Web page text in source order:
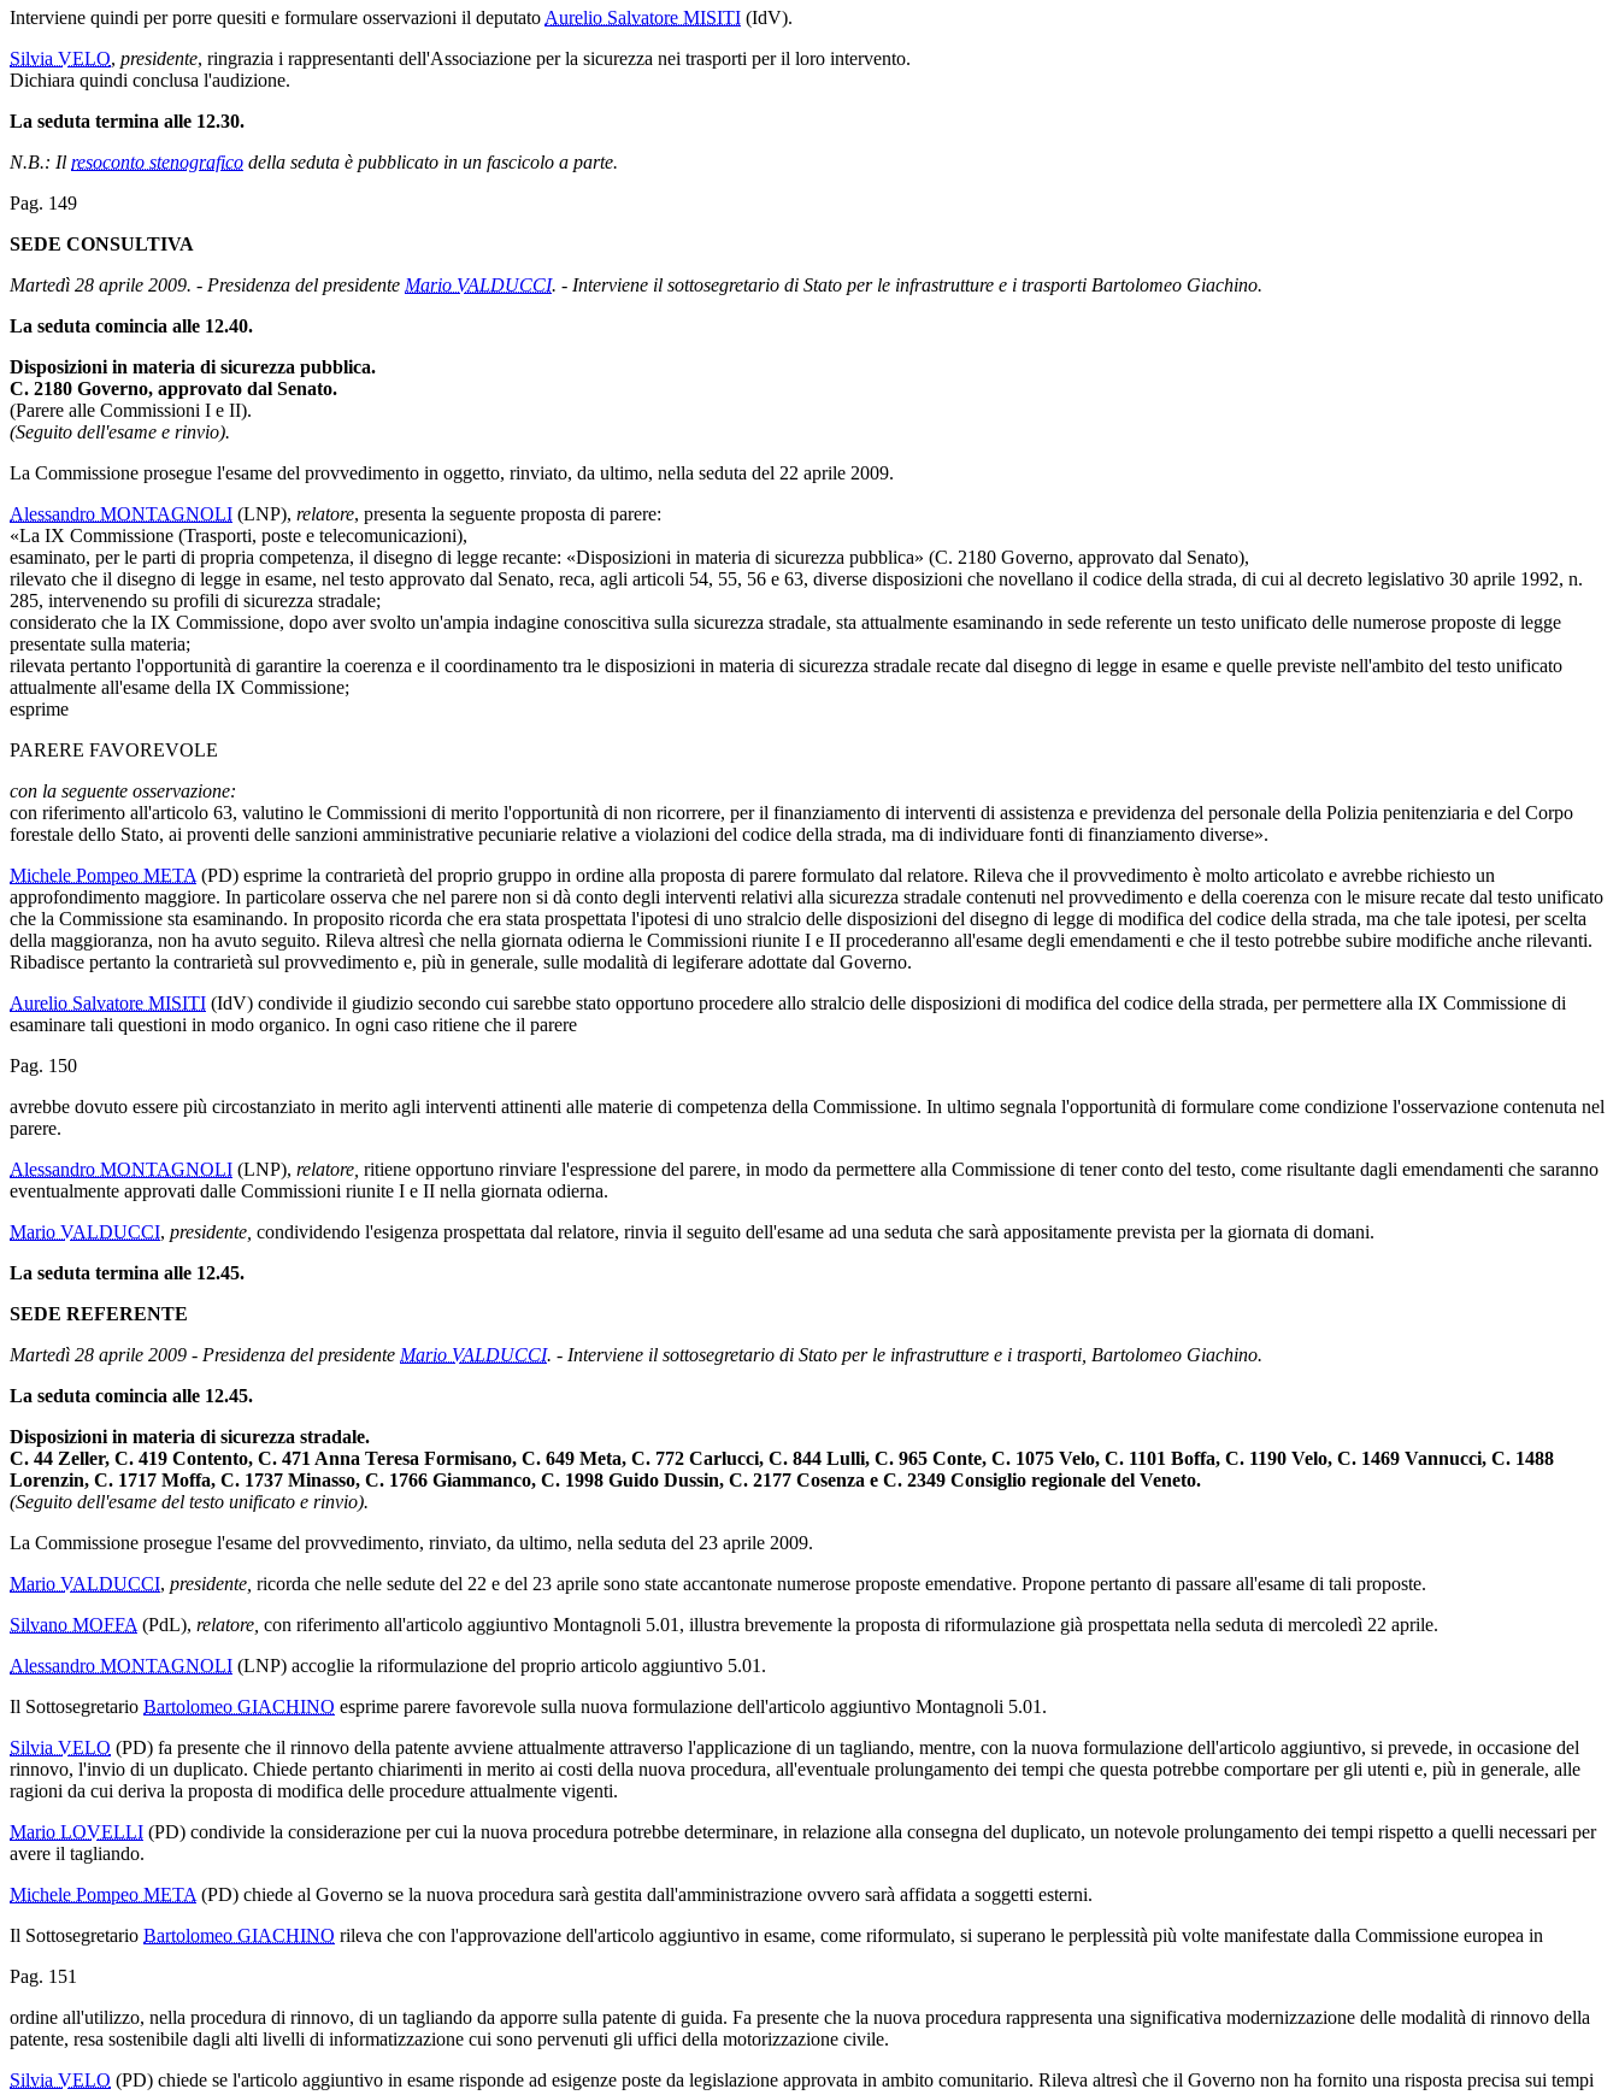
Interviene quindi per porre quesiti e formulare osservazioni il deputato Aurelio Salvatore MISITI (IdV).
Silvia VELO, presidente, ringrazia i rappresentanti dell'Associazione per la sicurezza nei trasporti per il loro intervento.
Dichiara quindi conclusa l'audizione.
La seduta termina alle 12.30.
N.B.: Il resoconto stenografico della seduta è pubblicato in un fascicolo a parte.
Pag. 149
SEDE CONSULTIVA
Martedì 28 aprile 2009. - Presidenza del presidente Mario VALDUCCI. - Interviene il sottosegretario di Stato per le infrastrutture e i trasporti Bartolomeo Giachino.
La seduta comincia alle 12.40.
Disposizioni in materia di sicurezza pubblica.
C. 2180 Governo, approvato dal Senato.
(Parere alle Commissioni I e II).
(Seguito dell'esame e rinvio).
La Commissione prosegue l'esame del provvedimento in oggetto, rinviato, da ultimo, nella seduta del 22 aprile 2009.
Alessandro MONTAGNOLI (LNP), relatore, presenta la seguente proposta di parere:
«La IX Commissione (Trasporti, poste e telecomunicazioni),
esaminato, per le parti di propria competenza, il disegno di legge recante: «Disposizioni in materia di sicurezza pubblica» (C. 2180 Governo, approvato dal Senato),
rilevato che il disegno di legge in esame, nel testo approvato dal Senato, reca, agli articoli 54, 55, 56 e 63, diverse disposizioni che novellano il codice della strada, di cui al decreto legislativo 30 aprile 1992, n.
285, intervenendo su profili di sicurezza stradale;
considerato che la IX Commissione, dopo aver svolto un'ampia indagine conoscitiva sulla sicurezza stradale, sta attualmente esaminando in sede referente un testo unificato delle numerose proposte di legge
presentate sulla materia;
rilevata pertanto l'opportunità di garantire la coerenza e il coordinamento tra le disposizioni in materia di sicurezza stradale recate dal disegno di legge in esame e quelle previste nell'ambito del testo unificato
attualmente all'esame della IX Commissione;
esprime
PARERE FAVOREVOLE
con la seguente osservazione:
con riferimento all'articolo 63, valutino le Commissioni di merito l'opportunità di non ricorrere, per il finanziamento di interventi di assistenza e previdenza del personale della Polizia penitenziaria e del Corpo
forestale dello Stato, ai proventi delle sanzioni amministrative pecuniarie relative a violazioni del codice della strada, ma di individuare fonti di finanziamento diverse».
Michele Pompeo META (PD) esprime la contrarietà del proprio gruppo in ordine alla proposta di parere formulato dal relatore. Rileva che il provvedimento è molto articolato e avrebbe richiesto un
approfondimento maggiore. In particolare osserva che nel parere non si dà conto degli interventi relativi alla sicurezza stradale contenuti nel provvedimento e della coerenza con le misure recate dal testo unificato
che la Commissione sta esaminando. In proposito ricorda che era stata prospettata l'ipotesi di uno stralcio delle disposizioni del disegno di legge di modifica del codice della strada, ma che tale ipotesi, per scelta
della maggioranza, non ha avuto seguito. Rileva altresì che nella giornata odierna le Commissioni riunite I e II procederanno all'esame degli emendamenti e che il testo potrebbe subire modifiche anche rilevanti.
Ribadisce pertanto la contrarietà sul provvedimento e, più in generale, sulle modalità di legiferare adottate dal Governo.
Aurelio Salvatore MISITI (IdV) condivide il giudizio secondo cui sarebbe stato opportuno procedere allo stralcio delle disposizioni di modifica del codice della strada, per permettere alla IX Commissione di
esaminare tali questioni in modo organico. In ogni caso ritiene che il parere
Pag. 150
avrebbe dovuto essere più circostanziato in merito agli interventi attinenti alle materie di competenza della Commissione. In ultimo segnala l'opportunità di formulare come condizione l'osservazione contenuta nel
parere.
Alessandro MONTAGNOLI (LNP), relatore, ritiene opportuno rinviare l'espressione del parere, in modo da permettere alla Commissione di tener conto del testo, come risultante dagli emendamenti che saranno
eventualmente approvati dalle Commissioni riunite I e II nella giornata odierna.
Mario VALDUCCI, presidente, condividendo l'esigenza prospettata dal relatore, rinvia il seguito dell'esame ad una seduta che sarà appositamente prevista per la giornata di domani.
La seduta termina alle 12.45.
SEDE REFERENTE
Martedì 28 aprile 2009 - Presidenza del presidente Mario VALDUCCI. - Interviene il sottosegretario di Stato per le infrastrutture e i trasporti, Bartolomeo Giachino.
La seduta comincia alle 12.45.
Disposizioni in materia di sicurezza stradale.
C. 44 Zeller, C. 419 Contento, C. 471 Anna Teresa Formisano, C. 649 Meta, C. 772 Carlucci, C. 844 Lulli, C. 965 Conte, C. 1075 Velo, C. 1101 Boffa, C. 1190 Velo, C. 1469 Vannucci, C. 1488
Lorenzin, C. 1717 Moffa, C. 1737 Minasso, C. 1766 Giammanco, C. 1998 Guido Dussin, C. 2177 Cosenza e C. 2349 Consiglio regionale del Veneto.
(Seguito dell'esame del testo unificato e rinvio).
La Commissione prosegue l'esame del provvedimento, rinviato, da ultimo, nella seduta del 23 aprile 2009.
Mario VALDUCCI, presidente, ricorda che nelle sedute del 22 e del 23 aprile sono state accantonate numerose proposte emendative. Propone pertanto di passare all'esame di tali proposte.
Silvano MOFFA (PdL), relatore, con riferimento all'articolo aggiuntivo Montagnoli 5.01, illustra brevemente la proposta di riformulazione già prospettata nella seduta di mercoledì 22 aprile.
Alessandro MONTAGNOLI (LNP) accoglie la riformulazione del proprio articolo aggiuntivo 5.01.
Il Sottosegretario Bartolomeo GIACHINO esprime parere favorevole sulla nuova formulazione dell'articolo aggiuntivo Montagnoli 5.01.
Silvia VELO (PD) fa presente che il rinnovo della patente avviene attualmente attraverso l'applicazione di un tagliando, mentre, con la nuova formulazione dell'articolo aggiuntivo, si prevede, in occasione del
rinnovo, l'invio di un duplicato. Chiede pertanto chiarimenti in merito ai costi della nuova procedura, all'eventuale prolungamento dei tempi che questa potrebbe comportare per gli utenti e, più in generale, alle
ragioni da cui deriva la proposta di modifica delle procedure attualmente vigenti.
Mario LOVELLI (PD) condivide la considerazione per cui la nuova procedura potrebbe determinare, in relazione alla consegna del duplicato, un notevole prolungamento dei tempi rispetto a quelli necessari per
avere il tagliando.
Michele Pompeo META (PD) chiede al Governo se la nuova procedura sarà gestita dall'amministrazione ovvero sarà affidata a soggetti esterni.
Il Sottosegretario Bartolomeo GIACHINO rileva che con l'approvazione dell'articolo aggiuntivo in esame, come riformulato, si superano le perplessità più volte manifestate dalla Commissione europea in
Pag. 151
ordine all'utilizzo, nella procedura di rinnovo, di un tagliando da apporre sulla patente di guida. Fa presente che la nuova procedura rappresenta una significativa modernizzazione delle modalità di rinnovo della
patente, resa sostenibile dagli alti livelli di informatizzazione cui sono pervenuti gli uffici della motorizzazione civile.
Silvia VELO (PD) chiede se l'articolo aggiuntivo in esame risponde ad esigenze poste da legislazione approvata in ambito comunitario. Rileva altresì che il Governo non ha fornito una risposta precisa sui tempi